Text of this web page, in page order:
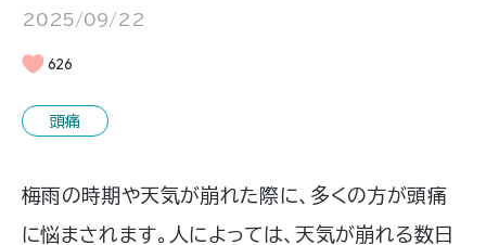
2025/09/22
626
頭痛
梅雨の時期や天気が崩れた際に、多くの方が頭痛
に悩まされます。人によっては、天気が崩れる数日